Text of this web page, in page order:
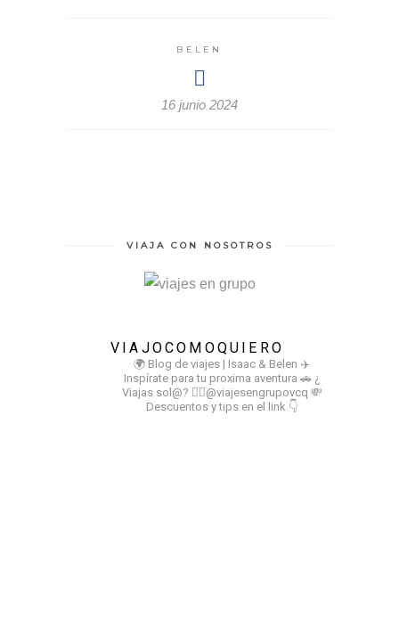
BELEN
16 junio 2024
VIAJA CON NOSOTROS
VIAJOCOMOQUIERO
🌍 Blog de viajes | Isaac & Belen ✈️
Inspírate para tu proxima aventura 🚗 ¿
Viajas sol@? 👉🏻@viajesengrupovcq 💸
Descuentos y tips en el link 👇